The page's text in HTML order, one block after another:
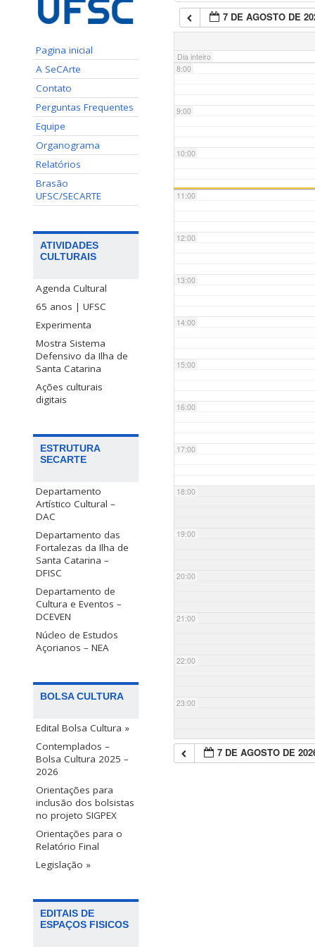
Pagina inicial
A SeCArte
Contato
Perguntas Frequentes
Equipe
Organograma
Relatórios
Brasão
UFSC/SECARTE
ATIVIDADES
CULTURAIS
Agenda Cultural
65 anos | UFSC
Experimenta
Mostra Sistema
Defensivo da Ilha de
Santa Catarina
Ações culturais
digitais
ESTRUTURA
SECARTE
Departamento
Artístico Cultural –
DAC
Departamento das
Fortalezas da Ilha de
Santa Catarina –
DFISC
Departamento de
Cultura e Eventos –
DCEVEN
Núcleo de Estudos
Açorianos – NEA
BOLSA CULTURA
Edital Bolsa Cultura »
Contemplados –
Bolsa Cultura 2025 –
2026
Orientações para
inclusão dos bolsistas
no projeto SIGPEX
Orientações para o
Relatório Final
Legislação »
EDITAIS DE
ESPAÇOS FISICOS
7 DE AGOSTO DE
Dia inteiro
7:00
8:00
9:00
10:00
11:00
12:00
13:00
14:00
15:00
16:00
17:00
18:00
19:00
20:00
21:00
22:00
23:00
7 DE AGOSTO DE